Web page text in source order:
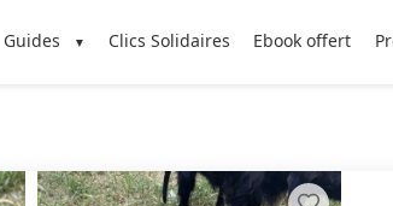
Guides Clics Solidaires Ebook offert